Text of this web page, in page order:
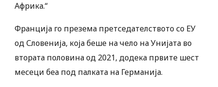
Африка.“
Франција го презема претседателството со ЕУ
од Словенија, која беше на чело на Унијата во
втората половина од 2021, додека првите шест
месеци беа под палката на Германија.